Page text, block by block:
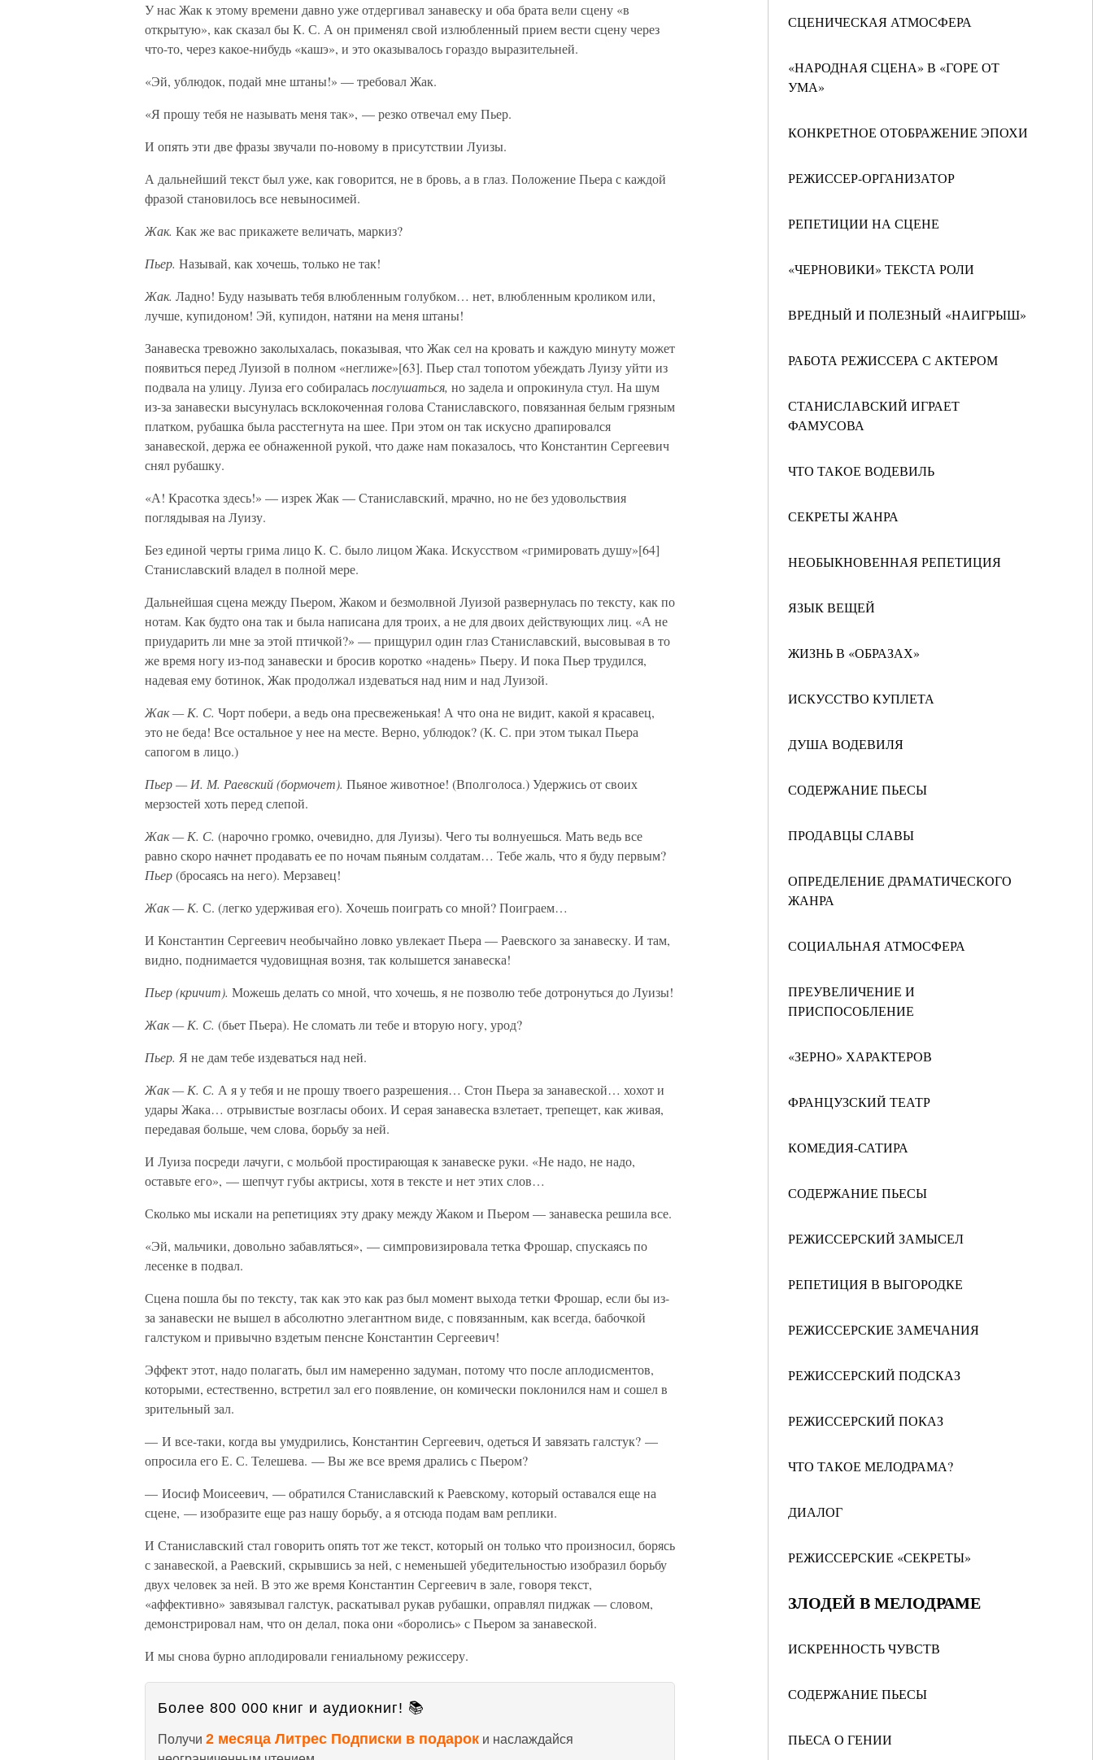
СЦЕНИЧЕСКАЯ АТМОСФЕРА
«НАРОДНАЯ СЦЕНА» В «ГОРЕ ОТ
УМА»
КОНКРЕТНОЕ ОТОБРАЖЕНИЕ ЭПОХИ
РЕЖИССЕР-ОРГАНИЗАТОР
РЕПЕТИЦИИ НА СЦЕНЕ
«ЧЕРНОВИКИ» ТЕКСТА РОЛИ
ВРЕДНЫЙ И ПОЛЕЗНЫЙ «НАИГРЫШ»
РАБОТА РЕЖИССЕРА С АКТЕРОМ
СТАНИСЛАВСКИЙ ИГРАЕТ
ФАМУСОВА
ЧТО ТАКОЕ ВОДЕВИЛЬ
СЕКРЕТЫ ЖАНРА
НЕОБЫКНОВЕННАЯ РЕПЕТИЦИЯ
ЯЗЫК ВЕЩЕЙ
ЖИЗНЬ В «ОБРАЗАХ»
ИСКУССТВО КУПЛЕТА
ДУША ВОДЕВИЛЯ
СОДЕРЖАНИЕ ПЬЕСЫ
ПРОДАВЦЫ СЛАВЫ
ОПРЕДЕЛЕНИЕ ДРАМАТИЧЕСКОГО
ЖАНРА
СОЦИАЛЬНАЯ АТМОСФЕРА
ПРЕУВЕЛИЧЕНИЕ И
ПРИСПОСОБЛЕНИЕ
«ЗЕРНО» ХАРАКТЕРОВ
ФРАНЦУЗСКИЙ ТЕАТР
КОМЕДИЯ-САТИРА
СОДЕРЖАНИЕ ПЬЕСЫ
РЕЖИССЕРСКИЙ ЗАМЫСЕЛ
РЕПЕТИЦИЯ В ВЫГОРОДКЕ
РЕЖИССЕРСКИЕ ЗАМЕЧАНИЯ
РЕЖИССЕРСКИЙ ПОДСКАЗ
РЕЖИССЕРСКИЙ ПОКАЗ
ЧТО ТАКОЕ МЕЛОДРАМА?
ДИАЛОГ
РЕЖИССЕРСКИЕ «СЕКРЕТЫ»
ЗЛОДЕЙ В МЕЛОДРАМЕ
ИСКРЕННОСТЬ ЧУВСТВ
СОДЕРЖАНИЕ ПЬЕСЫ
ПЬЕСА О ГЕНИИ
У нас Жак к этому времени давно уже отдергивал занавеску и оба брата вели сцену «в
открытую», как сказал бы К. С. А он применял свой излюбленный прием вести сцену через
что-то, через какое-нибудь «кашэ», и это оказывалось гораздо выразительней.
«Эй, ублюдок, подай мне штаны!» — требовал Жак.
«Я прошу тебя не называть меня так», — резко отвечал ему Пьер.
И опять эти две фразы звучали по-новому в присутствии Луизы.
А дальнейший текст был уже, как говорится, не в бровь, а в глаз. Положение Пьера с каждой
фразой становилось все невыносимей.
Жак. Как же вас прикажете величать, маркиз?
Пьер. Называй, как хочешь, только не так!
Жак. Ладно! Буду называть тебя влюбленным голубком… нет, влюбленным кроликом или,
лучше, купидоном! Эй, купидон, натяни на меня штаны!
Занавеска тревожно заколыхалась, показывая, что Жак сел на кровать и каждую минуту может
появиться перед Луизой в полном «неглиже»[63]. Пьер стал топотом убеждать Луизу уйти из
подвала на улицу. Луиза его собираласьпослушаться, но задела и опрокинула стул. На шум
из-за занавески высунулась всклокоченная голова Станиславского, повязанная белым грязным
платком, рубашка была расстегнута на шее. При этом он так искусно драпировался
занавеской, держа ее обнаженной рукой, что даже нам показалось, что Константин Сергеевич
снял рубашку.
«А! Красотка здесь!» — изрек Жак — Станиславский, мрачно, но не без удовольствия
поглядывая на Луизу.
Без единой черты грима лицо К. С. было лицом Жака. Искусством «гримировать душу»[64]
Станиславский владел в полной мере.
Дальнейшая сцена между Пьером, Жаком и безмолвной Луизой развернулась по тексту, как по
нотам. Как будто она так и была написана для троих, а не для двоих действующих лиц. «А не
приударить ли мне за этой птичкой?» — прищурил один глаз Станиславский, высовывая в то
же время ногу из-под занавески и бросив коротко «надень» Пьеру. И пока Пьер трудился,
надевая ему ботинок, Жак продолжал издеваться над ним и над Луизой.
Жак — К. С. Чорт побери, а ведь она пресвеженькая! А что она не видит, какой я красавец,
это не беда! Все остальное у нее на месте. Верно, ублюдок? (К. С. при этом тыкал Пьера
сапогом в лицо.)
Пьер — И. М. Раевский (бормочет). Пьяное животное! (Вполголоса.) Удержись от своих
мерзостей хоть перед слепой.
Жак — К. С. (нарочно громко, очевидно, для Луизы). Чего ты волнуешься. Мать ведь все
равно скоро начнет продавать ее по ночам пьяным солдатам… Тебе жаль, что я буду первым?
Пьер(бросаясь на него). Мерзавец!
Жак — К. С. (легко удерживая его). Хочешь поиграть со мной? Поиграем…
И Константин Сергеевич необычайно ловко увлекает Пьера — Раевского за занавеску. И там,
видно, поднимается чудовищная возня, так колышется занавеска!
Пьер (кричит). Можешь делать со мной, что хочешь, я не позволю тебе дотронуться до Луизы!
Жак — К. С. (бьет Пьера). Не сломать ли тебе и вторую ногу, урод?
Пьер. Я не дам тебе издеваться над ней.
Жак — К. С. А я у тебя и не прошу твоего разрешения… Стон Пьера за занавеской… хохот и
удары Жака… отрывистые возгласы обоих. И серая занавеска взлетает, трепещет, как живая,
передавая больше, чем слова, борьбу за ней.
И Луиза посреди лачуги, с мольбой простирающая к занавеске руки. «Не надо, не надо,
оставьте его», — шепчут губы актрисы, хотя в тексте и нет этих слов…
Сколько мы искали на репетициях эту драку между Жаком и Пьером — занавеска решила все.
«Эй, мальчики, довольно забавляться», — симпровизировала тетка Фрошар, спускаясь по
лесенке в подвал.
Сцена пошла бы по тексту, так как это как раз был момент выхода тетки Фрошар, если бы из-
за занавески не вышел в абсолютно элегантном виде, с повязанным, как всегда, бабочкой
галстуком и привычно вздетым пенсне Константин Сергеевич!
Эффект этот, надо полагать, был им намеренно задуман, потому что после аплодисментов,
которыми, естественно, встретил зал его появление, он комически поклонился нам и сошел в
зрительный зал.
— И все-таки, когда вы умудрились, Константин Сергеевич, одеться И завязать галстук? —
опросила его Е. С. Телешева. — Вы же все время дрались с Пьером?
— Иосиф Моисеевич, — обратился Станиславский к Раевскому, который оставался еще на
сцене, — изобразите еще раз нашу борьбу, а я отсюда подам вам реплики.
И Станиславский стал говорить опять тот же текст, который он только что произносил, борясь
с занавеской, а Раевский, скрывшись за ней, с неменьшей убедительностью изобразил борьбу
двух человек за ней. В это же время Константин Сергеевич в зале, говоря текст,
«аффективно» завязывал галстук, раскатывал рукав рубашки, оправлял пиджак — словом,
демонстрировал нам, что он делал, пока они «боролись» с Пьером за занавеской.
И мы снова бурно аплодировали гениальному режиссеру.
Более 800 000 книг и аудиокниг! 📚
Получи 2 месяца Литрес Подписки в подарок и наслаждайся